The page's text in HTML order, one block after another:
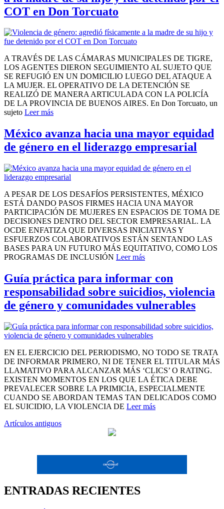
COT en Don Torcuato
A TRAVÉS DE LAS CÁMARAS MUNICIPALES DE TIGRE,
LOS AGENTES DIERON SEGUIMIENTO AL SUJETO QUE
SE REFUGIÓ EN UN DOMICILIO LUEGO DEL ATAQUE A
LA MUJER. EL OPERATIVO DE LA DETENCIÓN SE
REALIZÓ DE MANERA ARTICULADA CON LA POLICÍA
DE LA PROVINCIA DE BUENOS AIRES. En Don Torcuato, un
sujeto Leer más
México avanza hacia una mayor equidad
de género en el liderazgo empresarial
A PESAR DE LOS DESAFÍOS PERSISTENTES, MÉXICO
ESTÁ DANDO PASOS FIRMES HACIA UNA MAYOR
PARTICIPACIÓN DE MUJERES EN ESPACIOS DE TOMA DE
DECISIONES DENTRO DEL SECTOR EMPRESARIAL. LA
OCDE ENFATIZA QUE DIVERSAS INICIATIVAS Y
ESFUERZOS COLABORATIVOS ESTÁN SENTANDO LAS
BASES PARA UN FUTURO MÁS EQUITATIVO, COMO LOS
PROGRAMAS DE INCLUSIÓN Leer más
Guía práctica para informar con
responsabilidad sobre suicidios, violencia
de género y comunidades vulnerables
EN EL EJERCICIO DEL PERIODISMO, NO TODO SE TRATA
DE INFORMAR PRIMERO, NI DE TENER EL TITULAR MÁS
LLAMATIVO PARA ALCANZAR MÁS ‘CLICS’ O RATING.
EXISTEN MOMENTOS EN LOS QUE LA ÉTICA DEBE
PREVALECER SOBRE LA PRIMICIA, ESPECIALMENTE
CUANDO SE ABORDAN TEMAS TAN DELICADOS COMO
EL SUICIDIO, LA VIOLENCIA DE Leer más
Navegación
entradas
Artículos antiguos
ENTRADAS RECIENTES